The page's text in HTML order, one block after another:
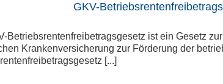
GKV-
Betriebsrentenfreibetragsgesetz ist ein Gesetz
Krankenversicherung zur Förderung der
[...]